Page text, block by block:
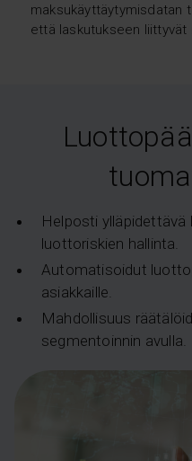
maksukäyttäytymisdatan
että laskutukseen liittyvät
Helposti
luottoriskien hallinta.
Automatisoidut
asiakkaille.
Mahdollisuus
segmentoinnin avulla.